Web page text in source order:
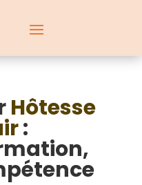
Hôtesse
: